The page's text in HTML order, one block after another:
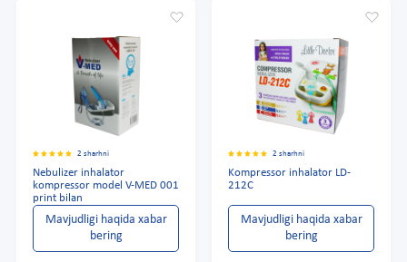
2 sharhni
Nebulizer inhalator
kompressor model V-MED 001
print bilan
Mavjudligi haqida xabar
bering
2 sharhni
Kompressor inhalator LD-
212C
Mavjudligi haqida xabar
bering